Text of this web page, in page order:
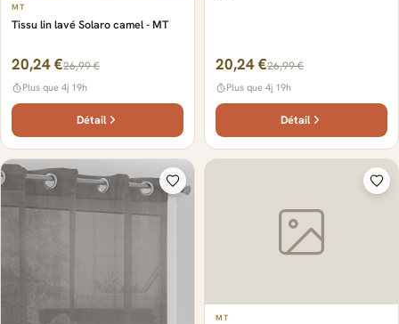
MT
Tissu lin lavé Solaro camel - MT
20,24 €26,99 €
Plus que 4j 19h
Détail
20,24 €26,99 €
Plus que 4j 19h
Détail
MT